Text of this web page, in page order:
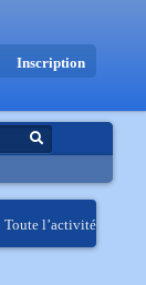
Inscription
Toute l’activité